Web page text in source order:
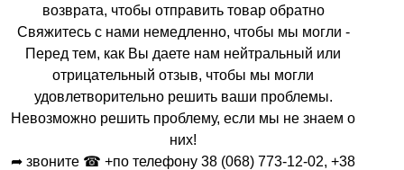
возврата, чтобы отправить товар обратно
Свяжитесь с нами немедленно, чтобы мы могли -
Перед тем, как Вы даете нам нейтральный или
отрицательный отзыв, чтобы мы могли
удовлетворительно решить ваши проблемы.
Невозможно решить проблему, если мы не знаем о
них!
➦ звоните ☎ +по телефону 38 (068) 773-12-02, +38